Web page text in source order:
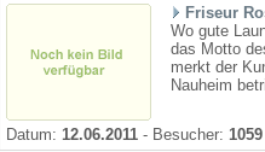
Friseur
Wo gute
das Motto
merkt der
Nauheim
Datum: 12.06.2011 - Besucher: 1059